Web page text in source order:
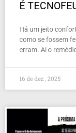
É
Há um jeito
como se fossem
erram. Aí o
16 de dez , 2025